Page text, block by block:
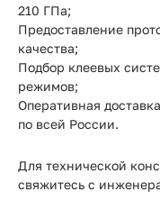
210 ГПа;
Предоставление
качества;
Подбор клеевых
режимов;
Оперативная
по всей России.
Для технической
свяжитесь с